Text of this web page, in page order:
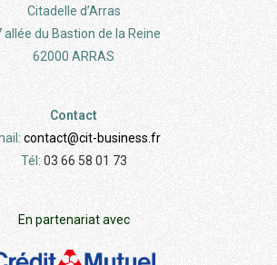
En partenariat avec
Citadelle d’Arras
allée du Bastion de la Reine
62000 ARRAS
Contact
contact@cit-business.fr
Tél: 03 66 58 01 73